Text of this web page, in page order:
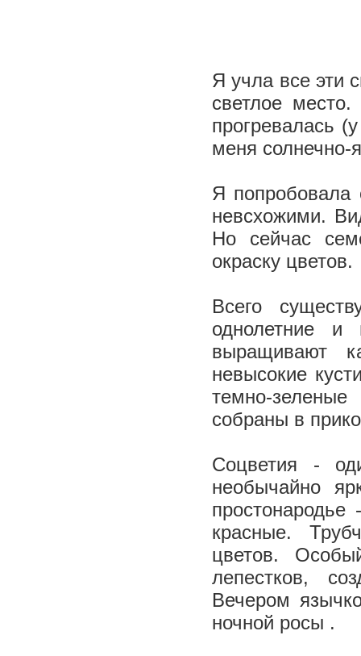
Я учла все эти
светлое
прогревалась
меня
Я попробовала
невсхожими.
Но сейчас
окраску цветов.
Всего
однолетние
выращивают
невысокие
темно-
собраны в
Соцветия -
необычайно
красные.
цветов.
лепестков,
Вечером
ночной росы .